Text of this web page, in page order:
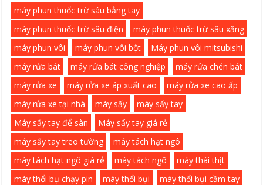
máy phun thuốc trừ sâu bằng tay
máy phun thuốc trừ sâu điện
máy phun thuốc trừ sâu xăng
máy phun vôi
máy phun vôi bột
Máy phun vôi mitsubishi
máy rửa bát
máy rửa bát công nghiệp
máy rửa chén bát
máy rửa xe
máy rửa xe áp xuất cao
máy rửa xe cao ấp
máy rửa xe tại nhà
máy sấy
máy sấy tay
Máy sấy tay để sàn
Máy sấy tay giá rẻ
máy sấy tay treo tường
máy tách hạt ngô
máy tách hạt ngô giá rẻ
máy tách ngô
máy thái thịt
máy thổi bụ chạy pin
máy thổi bụi
máy thổi bụi cầm tay